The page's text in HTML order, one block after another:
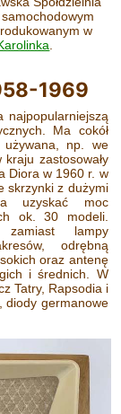
w
1969
najpopularniejszą
Ma cokół
np. we
zastosowały
Diora w 1960 r. w
skrzynki z dużymi
uzyskać moc
ok. 30 modeli.
zamiast lampy
odrębną
oraz antenę
i średnich. W
Tatry, Rapsodia i
diody germanowe